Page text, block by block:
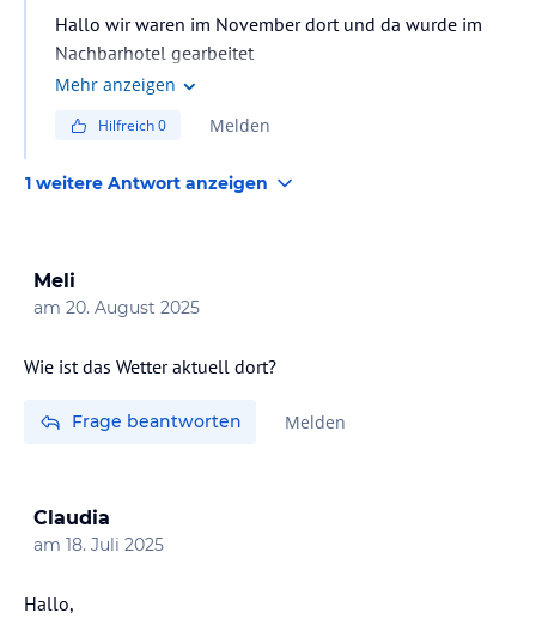
Hallo wir waren im November dort und da wurde im
Nachbarhotel gearbeitet
Mehr anzeigen
Hilfreich0 Melden
1 weitere Antwort anzeigen
Meli
am 20. August 2025
Wie ist das Wetter aktuell dort?
Frage beantworten Melden
Claudia
am 18. Juli 2025
Hallo,